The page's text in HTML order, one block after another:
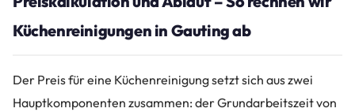
Küchenreinigungen in Gauting ab
Der Preis für eine Küchenreinigung setzt sich aus zwei
Hauptkomponenten zusammen: der Grundarbeitszeit von